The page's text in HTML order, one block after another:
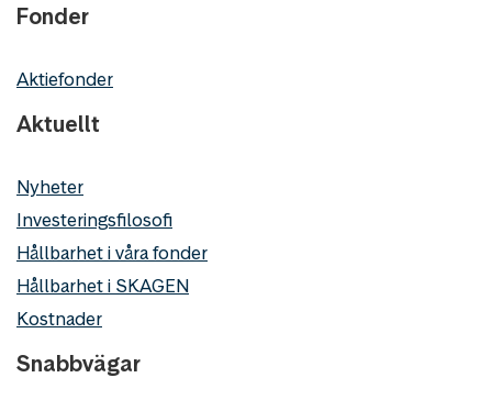
Fonder
Aktiefonder
Aktuellt
Nyheter
Investeringsfilosofi
Hållbarhet i våra fonder
Hållbarhet i SKAGEN
Kostnader
Snabbvägar